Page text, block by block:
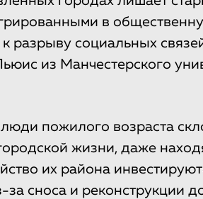
в
разрыву социальных
из Манчестерского
пожилого возраста
жизни, даже
их района
за сноса и реконструкции